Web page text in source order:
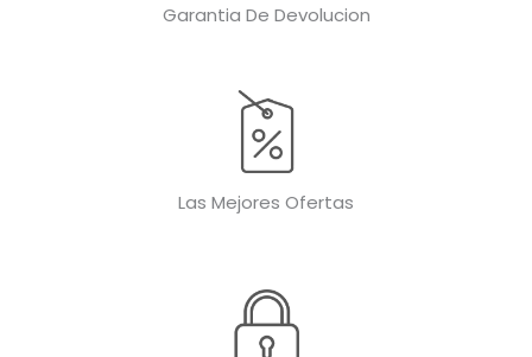
Garantia De Devolucion
Las Mejores Ofertas